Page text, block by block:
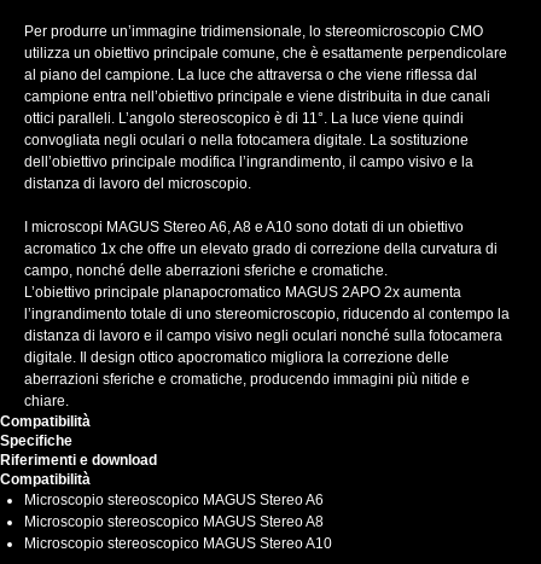
Per produrre un’immagine tridimensionale, lo stereomicroscopio CMO
utilizza un obiettivo principale comune, che è esattamente perpendicolare
al piano del campione. La luce che attraversa o che viene riflessa dal
campione entra nell’obiettivo principale e viene distribuita in due canali
ottici paralleli. L’angolo stereoscopico è di 11°. La luce viene quindi
convogliata negli oculari o nella fotocamera digitale. La sostituzione
dell’obiettivo principale modifica l’ingrandimento, il campo visivo e la
distanza di lavoro del microscopio.
I microscopi MAGUS Stereo A6, A8 e A10 sono dotati di un obiettivo
acromatico 1x che offre un elevato grado di correzione della curvatura di
campo, nonché delle aberrazioni sferiche e cromatiche.
L’obiettivo principale planapocromatico MAGUS 2APO 2x aumenta
l’ingrandimento totale di uno stereomicroscopio, riducendo al contempo la
distanza di lavoro e il campo visivo negli oculari nonché sulla fotocamera
digitale. Il design ottico apocromatico migliora la correzione delle
aberrazioni sferiche e cromatiche, producendo immagini più nitide e
chiare.
Compatibilità
Specifiche
Riferimenti e download
Compatibilità
Microscopio stereoscopico MAGUS Stereo A6
Microscopio stereoscopico MAGUS Stereo A8
Microscopio stereoscopico MAGUS Stereo A10